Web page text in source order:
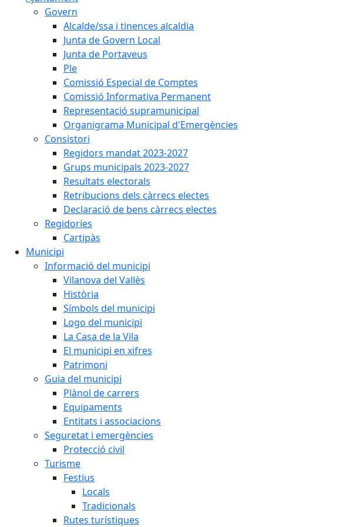
Govern
Alcalde/ssa i tinences alcaldia
Junta de Govern Local
Junta de Portaveus
Ple
Comissió Especial de Comptes
Comissió Informativa Permanent
Representació supramunicipal
Organigrama Municipal d'Emergències
Consistori
Regidors mandat 2023-2027
Grups municipals 2023-2027
Resultats electorals
Retribucions dels càrrecs electes
Declaració de bens càrrecs electes
Regidories
Cartipàs
Municipi
Informació del municipi
Vilanova del Vallès
Història
Símbols del municipi
Logo del municipi
La Casa de la Vila
El municipi en xifres
Patrimoni
Guia del municipi
Plànol de carrers
Equipaments
Entitats i associacions
Seguretat i emergències
Protecció civil
Turisme
Festius
Locals
Tradicionals
Rutes turístiques